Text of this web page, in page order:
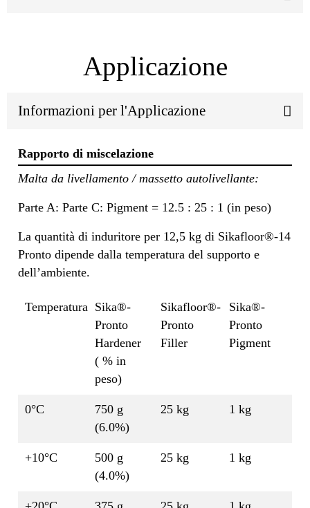
Applicazione
Informazioni per l'Applicazione
Rapporto di miscelazione
Malta da livellamento / massetto autolivellante:
Parte A: Parte C: Pigment = 12.5 : 25 : 1 (in peso)
La quantità di induritore per 12,5 kg di Sikafloor®-14
Pronto dipende dalla temperatura del supporto e
dell’ambiente.
Temperatura Sika®-
Pronto
Hardener
( % in
peso)
Sikafloor®-
Pronto
Filler
Sika®-
Pronto
Pigment
0°C
750 g
(6.0%)
25 kg 1 kg
+10°C
500 g
(4.0%)
25 kg 1 kg